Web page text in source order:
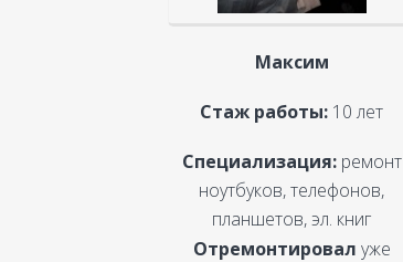
Максим
Стаж работы: 10 лет
Специализация:ремонт
ноутбуков, телефонов,
планшетов, эл. книг
Отремонтировал уже